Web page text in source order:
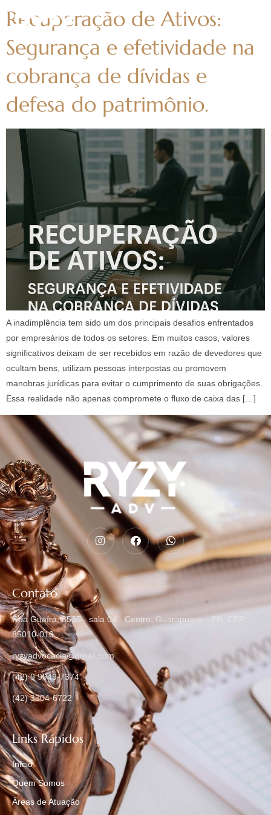
Recuperação de Ativos:
Segurança e efetividade na
cobrança de dívidas e
defesa do patrimônio.
A inadimplência tem sido um dos principais desafios enfrentados
por empresários de todos os setores. Em muitos casos, valores
significativos deixam de ser recebidos em razão de devedores que
ocultam bens, utilizam pessoas interpostas ou promovem
manobras jurídicas para evitar o cumprimento de suas obrigações.
Essa realidade não apenas compromete o fluxo de caixa das […]
Contato
Rua Guaíra, 3535 - sala 04 - Centro, Guarapuava - PR, CEP
85010-010
ryzyadvocacia@gmail.com
(42) 9 9949-7374
(42) 3304-6722
Links Rápidos
Início
Quem Somos
Áreas de Atuação